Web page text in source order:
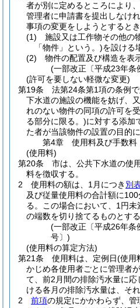
者が別に定めるところにより
管理者に申請書を提出しなけれ
事項の変更をしようとすると
(1)
施設又は工作物その他の
「物件」という。)を設ける
(2)
物件の配置及び構造を表
(一部改正〔平成23年条
(許可を要しない軽微な変更)
第19条
法第24条第1項の条例
下水道の施設の機能を妨げ、
れのない物件の同項の許可を
る部分に限る。)に対する添加
た者が当該物件の設置の目的
第4章
使用料及び手数料
(使用料)
第20条
市は、公共下水道の使
料を徴収する。
2
使用料の額は、1月につき 別
及び従量使用料の合計額に
る。
この場合において、1円
の端数を切り捨てるものとする
(一部改正〔平成26年
号〕)
(使用料の算定方法)
第21条
使用料は、定例日(使用
かじめ各使用者ごとに管理者
て、前2月間の排除汚水量に応
ける各月の排除汚水量は、そ
2
前項の規定にかかわらず、